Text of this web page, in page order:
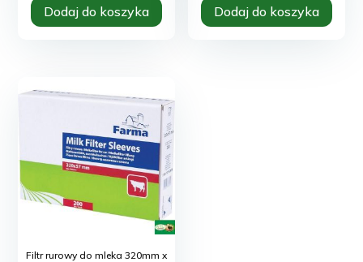
Dodaj do koszyka Dodaj do koszyka
Filtr rurowy do mleka 320mm x